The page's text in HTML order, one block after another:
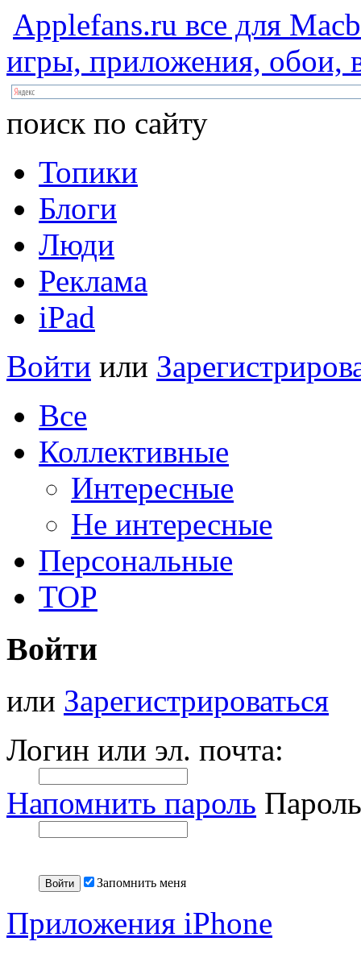
Applefans.ru все для
игры, приложения, обои,
поиск по сайту
Топики
Блоги
Люди
Реклама
iPad
Войти или
Все
Коллективные
Интересные
Не интересные
Персональные
TOP
Войти
или Зарегистрироваться
Логин или эл. почта:
Напомнить пароль
Запомнить меня
Приложения iPhone